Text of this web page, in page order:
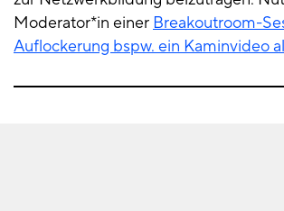
Moderator*in einer Breakoutroom-
Auflockerung bspw. ein Kaminvideo